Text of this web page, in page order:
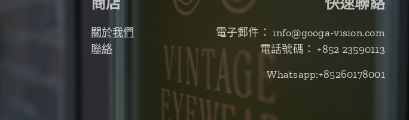
商店
關於我們
聯絡
快速聯絡
電子郵件： info@googa-vision.com
電話號碼： +852 23590113
Whatsapp:+85260178001